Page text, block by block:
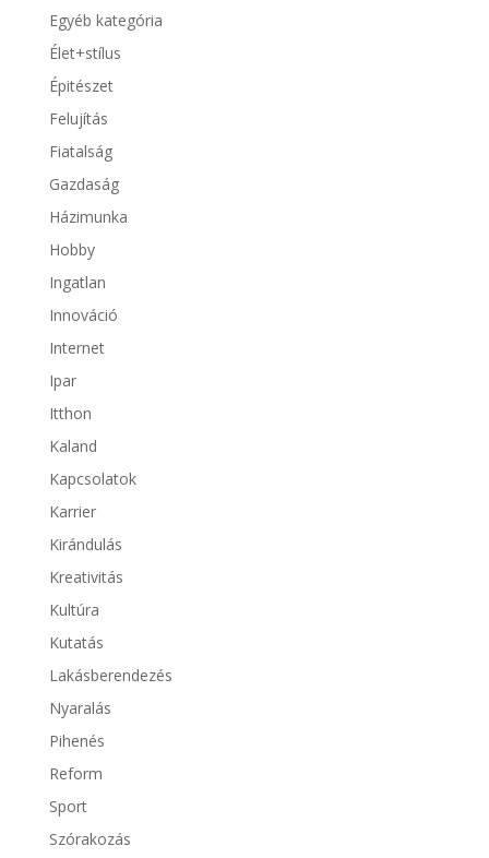
Egyéb kategória
Élet+stílus
Épitészet
Felujítás
Fiatalság
Gazdaság
Házimunka
Hobby
Ingatlan
Innováció
Internet
Ipar
Itthon
Kaland
Kapcsolatok
Karrier
Kirándulás
Kreativitás
Kultúra
Kutatás
Lakásberendezés
Nyaralás
Pihenés
Reform
Sport
Szórakozás